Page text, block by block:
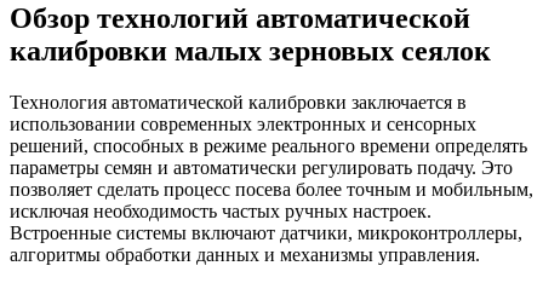
Обзор технологий автоматической
калибровки малых зерновых сеялок
Технология автоматической калибровки заключается в
использовании современных электронных и сенсорных
решений, способных в режиме реального времени определять
параметры семян и автоматически регулировать подачу. Это
позволяет сделать процесс посева более точным и мобильным,
исключая необходимость частых ручных настроек.
Встроенные системы включают датчики, микроконтроллеры,
алгоритмы обработки данных и механизмы управления.